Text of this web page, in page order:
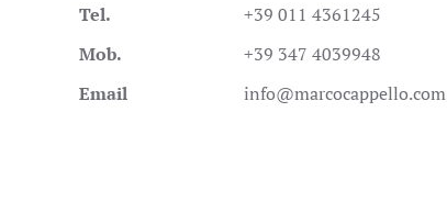
Tel.
+39 011 4361245
Mob.
+39 347 4039948
Email
info@marcocappello.com